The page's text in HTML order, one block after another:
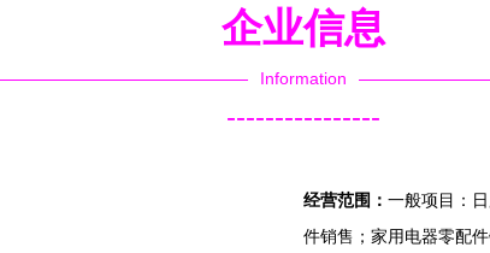
企业信息
Information
----------------
经营范围： 一般项目：
件销售；家用电器零配